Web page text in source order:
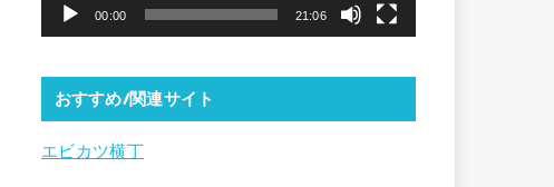
00:00 21:06
おすすめ/関連サイト
エビカツ横丁